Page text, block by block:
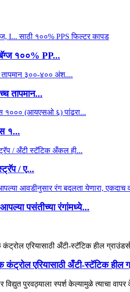
१००% PP...
तापमान...
१...
/ ए...
पसंतीच्या रंगांमध्ये...
एरियासाठी अँटी-स्टॅटिक हील
विद्युत पुरवठ्याला स्पर्श केल्यामुळे त्याचा